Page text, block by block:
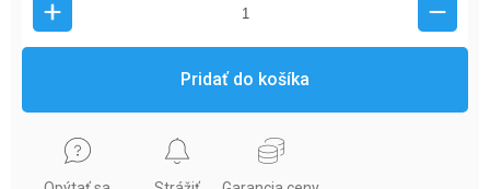
Pridať do košíka